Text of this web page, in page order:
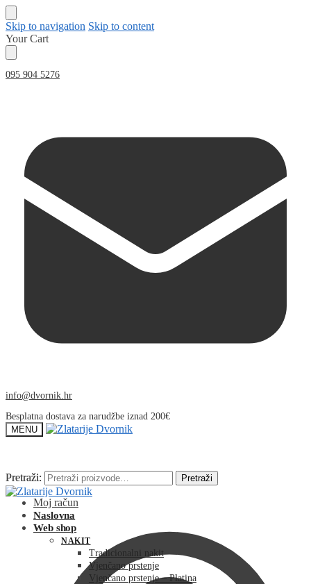
Skip to navigation Skip to content
Your Cart
095 904 5276
info@dvornik.hr
Besplatna dostava za narudžbe iznad 200€
MENU
Pretraži: Pretraži
Moj račun
Pretraži: Pretraži
Naslovna
Web shop
NAKIT
Tradicionalni nakit
Vjenčano prstenje
Vjenčano prstenje – Platina